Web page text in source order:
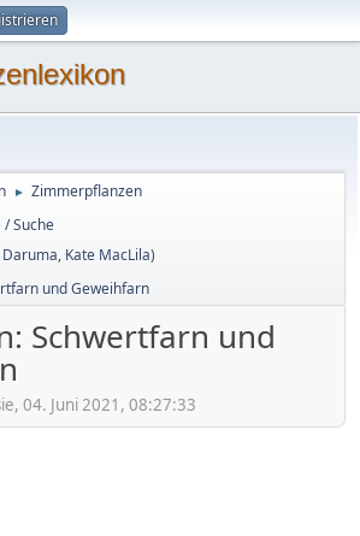
► Zimmerpflanzen
/ Suche
Daruma, Kate MacLila)
und Geweihfarn
Schwertfarn und
04. Juni 2021, 08:27:33